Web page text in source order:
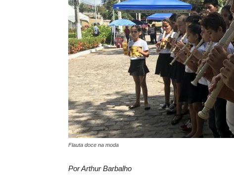
Flauta doce na moda
Por Arthur Barbalho